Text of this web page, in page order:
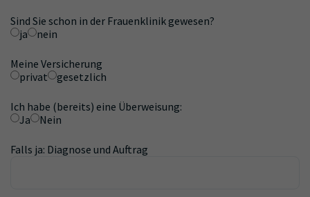
Sind Sie schon in der Frauenklinik gewesen?
ja
nein
Meine Versicherung
privat
gesetzlich
Ich habe (bereits) eine Überweisung:
Ja
Nein
Falls ja: Diagnose und Auftrag